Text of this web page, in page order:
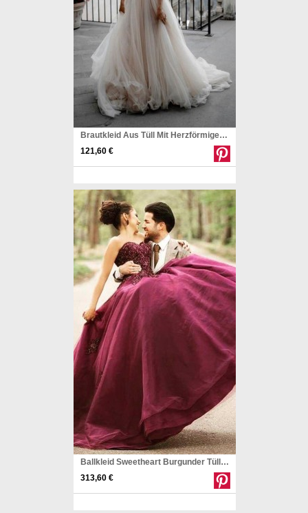
Brautkleid Aus Tüll Mit Herzförmigem Ausschnitt Minimalistisches Brautkleid Twa4402
121,60 €
Ballkleid Sweetheart Burgunder Tüll Brautkleid Mit Handgemachten Blumen Twa2382
313,60 €